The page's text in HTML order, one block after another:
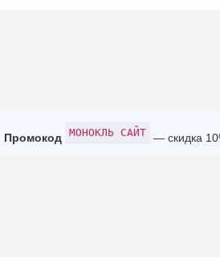
Промокод МОНОКЛЬ САЙТ — скидка